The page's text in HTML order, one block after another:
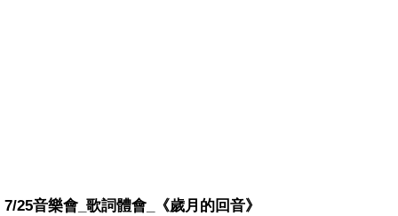
7/25音樂會_歌詞體會_《歲月的回音》